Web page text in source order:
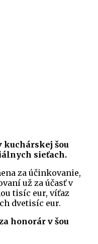
kuchárskej šou
sieťach.
za účinkovanie,
už za účasť v
tisíc eur, víťaz
dvetisíc eur.
honorár v šou